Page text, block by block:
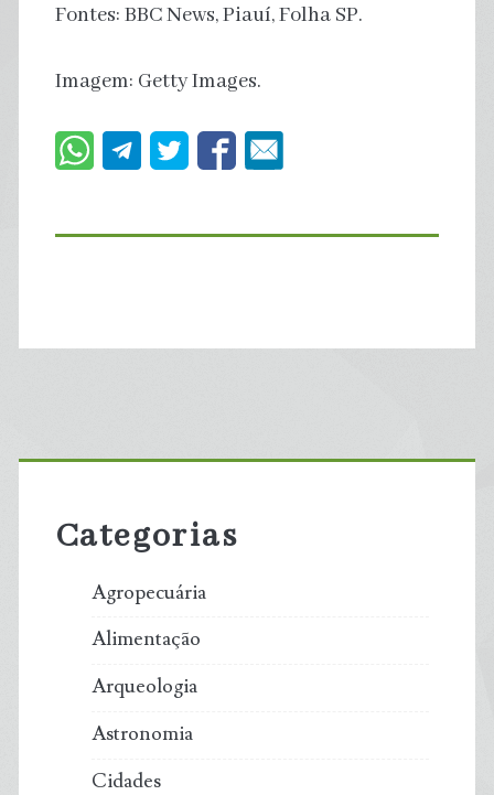
Fontes: BBC News, Piauí, Folha SP.
Imagem: Getty Images.
Primary
Sidebar
Categorias
Agropecuária
Alimentação
Arqueologia
Astronomia
Cidades